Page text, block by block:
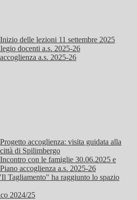
Inizio delle lezioni 11 settembre 2025
docenti a.s. 2025-26
a.s. 2025-26
Progetto accoglienza: visita guidata alla
città di Spilimbergo
Incontro con le famiglie 30.06.2025 e
Piano accoglienza a.s. 2025-26
Tagliamento" ha raggiunto lo spazio
2024/25